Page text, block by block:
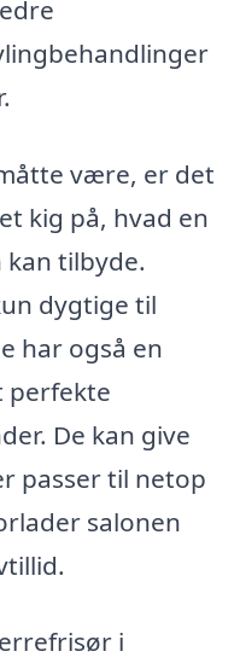
være, er det
kig på, hvad en
tilbyde.
dygtige til
har også en
perfekte
De kan give
passer til netop
salonen
i